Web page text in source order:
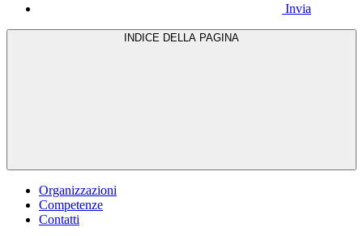
Invia
Organizzazioni
Competenze
Contatti